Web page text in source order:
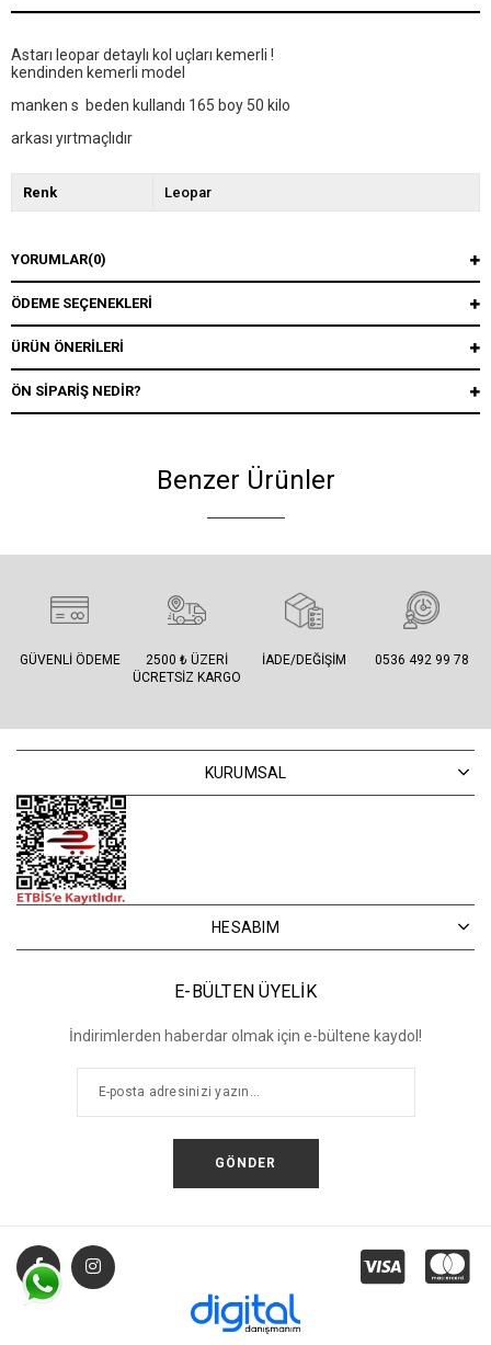
Astarı leopar detaylı kol uçları kemerli !
kendinden kemerli model
manken s beden kullandı 165 boy 50 kilo
arkası yırtmaçlıdır
Renk Leopar
YORUMLAR(0)
ÖDEME SEÇENEKLERI
ÜRÜN ÖNERILERI
ÖN SIPARIŞ NEDIR?
Benzer Ürünler
GÜVENLI ÖDEME
2500 ₺ ÜZERI
ÜCRETSIZ KARGO
İADE/DEĞIŞIM 0536 492 99 78
KURUMSAL
HESABIM
E-BÜLTEN ÜYELİK
İndirimlerden haberdar olmak için e-bültene kaydol!
GÖNDER